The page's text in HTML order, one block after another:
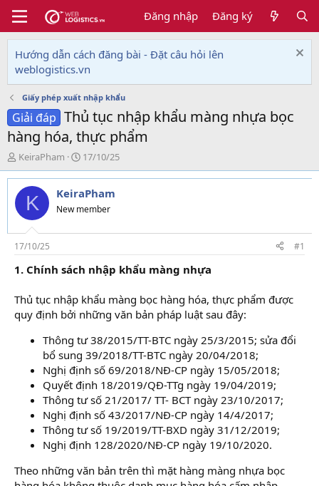
Đăng nhập Đăng ký
Hướng dẫn cách đăng bài - Đặt câu hỏi lên
weblogistics.vn
Giấy phép xuất nhập khẩu
Giải đáp Thủ tục nhập khẩu màng nhựa bọc
hàng hóa, thực phẩm
T
h
r
e
d
s
t
a
r
e
r
KeiraPham
N
g
à
y
g
i
17/10/25
K KeiraPham
New member
17/10/25 #1
1. Chính sách nhập khẩu màng nhựa
Thủ tục nhập khẩu màng bọc hàng hóa, thực phẩm được
quy định bởi những văn bản pháp luật sau đây:
Thông tư 38/2015/TT-BTC ngày 25/3/2015; sửa đổi
bổ sung 39/2018/TT-BTC ngày 20/04/2018;
Nghị định số 69/2018/NĐ-CP ngày 15/05/2018;
Quyết định 18/2019/QĐ-TTg ngày 19/04/2019;
Thông tư số 21/2017/ TT- BCT ngày 23/10/2017;
Nghị định số 43/2017/NĐ-CP ngày 14/4/2017;
Thông tư số 19/2019/TT-BXD ngày 31/12/2019;
Nghị định 128/2020/NĐ-CP ngày 19/10/2020.
Theo những văn bản trên thì mặt hàng màng nhựa bọc